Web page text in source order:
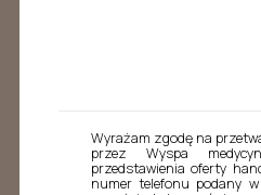
Wyrażam zgodę na
przez Wyspa
przedstawienia oferty
numer telefonu podany